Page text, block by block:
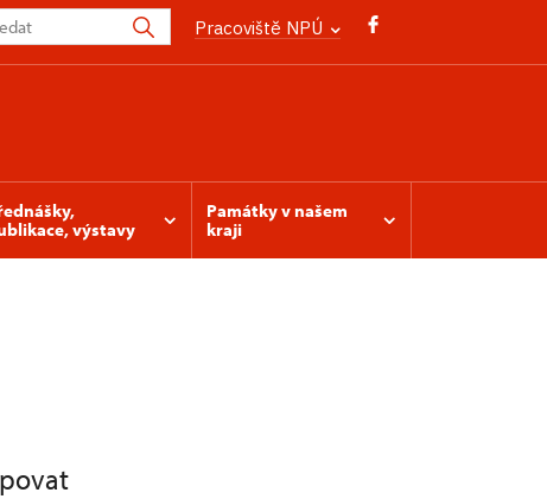
Pracoviště NPÚ
výstavy
Památky v našem
kraji